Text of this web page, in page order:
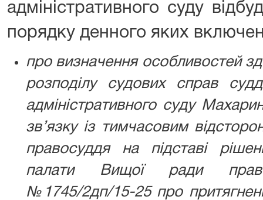
адміністративного суду
порядку денного яких
про визначення особливостей
розподілу судових справ
адміністративного суду
зв’язку із тимчасовим
правосуддя на підставі
палати Вищої ради
№1745/2дп/15-25 про